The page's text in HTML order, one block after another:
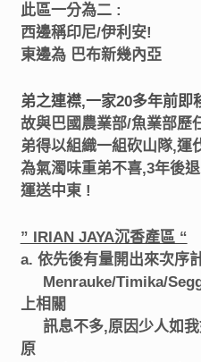
此區一分為二 :
西邊稱印尼/伊利安!
東邊為 巴布新幾內亞
弟之連襟,一家20多年前即
故與巴國農業部/魚業部歷
弟得以組織一組砍山隊,運
為氣濁味重弟不喜,3年後
運送中東 !
” IRIAN JAYA沉香產區 “
a. 依先後有量開出來次序
Menrauke/Timika/
上相關
訊息不多,原因少人如我
原